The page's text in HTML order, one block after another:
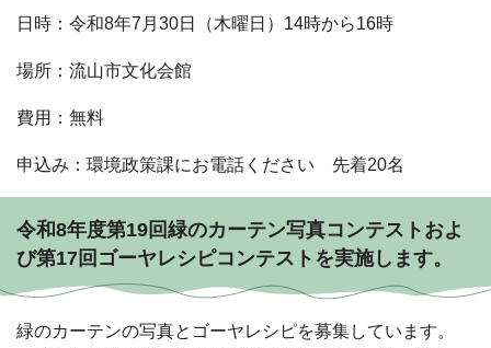
日時：令和8年7月30日（木曜日）14時から16時
場所：流山市文化会館
費用：無料
申込み：環境政策課にお電話ください 先着20名
令和8年度第19回緑のカーテン写真コンテストおよ
び第17回ゴーヤレシピコンテストを実施します。
緑のカーテンの写真とゴーヤレシピを募集しています。